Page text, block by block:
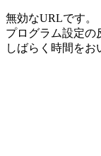
無効なURLです。
プログラム設定の
しばらく時間をお